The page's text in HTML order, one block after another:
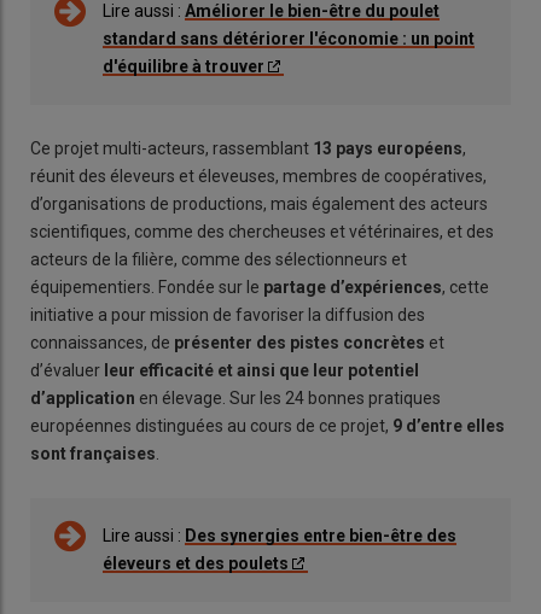
Lire aussi : Améliorer le bien-être du poulet
standard sans détériorer l'économie : un point
d'équilibre à trouver
Ce projet multi-acteurs, rassemblant 13 pays européens,
réunit des éleveurs et éleveuses, membres de coopératives,
d’organisations de productions, mais également des acteurs
scientifiques, comme des chercheuses et vétérinaires, et des
acteurs de la filière, comme des sélectionneurs et
équipementiers. Fondée sur le partage d’expériences, cette
initiative a pour mission de favoriser la diffusion des
connaissances, de présenter des pistes concrètes et
d’évaluer leur efficacité et ainsi que leur potentiel
d’application en élevage. Sur les 24 bonnes pratiques
européennes distinguées au cours de ce projet, 9 d’entre elles
sont françaises.
Lire aussi : Des synergies entre bien-être des
éleveurs et des poulets